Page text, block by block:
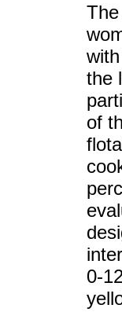
the
of
0-